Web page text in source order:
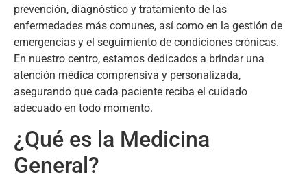
prevención, diagnóstico y tratamiento de las
enfermedades más comunes, así como en la gestión de
emergencias y el seguimiento de condiciones crónicas.
En nuestro centro, estamos dedicados a brindar una
atención médica comprensiva y personalizada,
asegurando que cada paciente reciba el cuidado
adecuado en todo momento.
¿Qué es la Medicina
General?